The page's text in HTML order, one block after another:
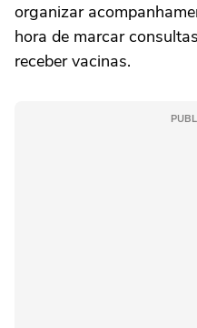
organizar
hora de marcar
receber vacinas.